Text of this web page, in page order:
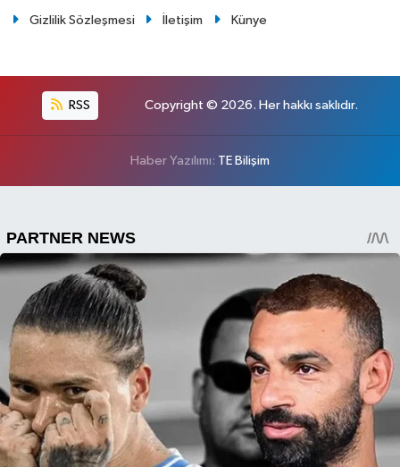
Gizlilik Sözleşmesi İletişim Künye
RSS Copyright © 2026. Her hakkı saklıdır.
Haber Yazılımı: TE Bilişim